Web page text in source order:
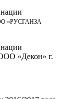
«РУСГАНЗА
«Декон» г.